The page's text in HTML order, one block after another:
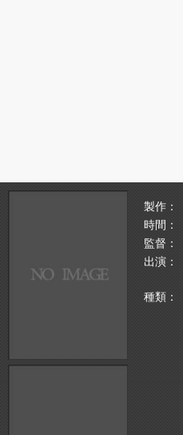
製作
時間
監督
出演
種類